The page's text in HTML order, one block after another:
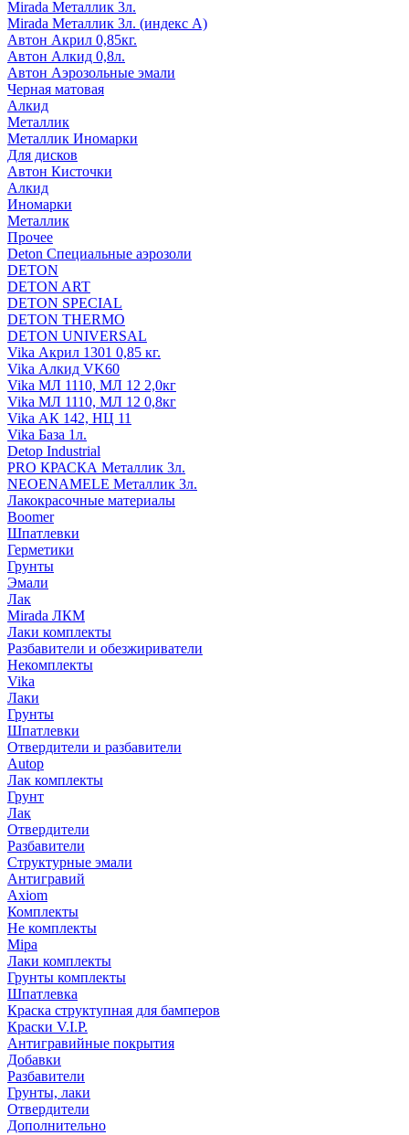
Mirada Металлик 3л.
Mirada Металлик 3л. (индекс А)
Автон Акрил 0,85кг.
Автон Алкид 0,8л.
Автон Аэрозольные эмали
Черная матовая
Алкид
Металлик
Металлик Иномарки
Для дисков
Автон Кисточки
Алкид
Иномарки
Металлик
Прочее
Deton Специальные аэрозоли
DETON
DETON ART
DETON SPECIAL
DETON THERMO
DETON UNIVERSAL
Vika Акрил 1301 0,85 кг.
Vika Алкид VK60
Vika МЛ 1110, МЛ 12 2,0кг
Vika МЛ 1110, МЛ 12 0,8кг
Vika АК 142, НЦ 11
Vika База 1л.
Detop Industrial
PRO КРАСКА Металлик 3л.
NEOENAMELE Металлик 3л.
Лакокрасочные материалы
Boomer
Шпатлевки
Герметики
Грунты
Эмали
Лак
Mirada ЛКМ
Лаки комплекты
Разбавители и обезжириватели
Некомплекты
Vika
Лаки
Грунты
Шпатлевки
Отвердители и разбавители
Autop
Лак комплекты
Грунт
Лак
Отвердители
Разбавители
Структурные эмали
Антигравий
Axiom
Комплекты
Не комплекты
Mipa
Лаки комплекты
Грунты комплекты
Шпатлевка
Краска структупная для бамперов
Краски V.I.P.
Антигравийные покрытия
Добавки
Разбавители
Грунты, лаки
Отвердители
Дополнительно